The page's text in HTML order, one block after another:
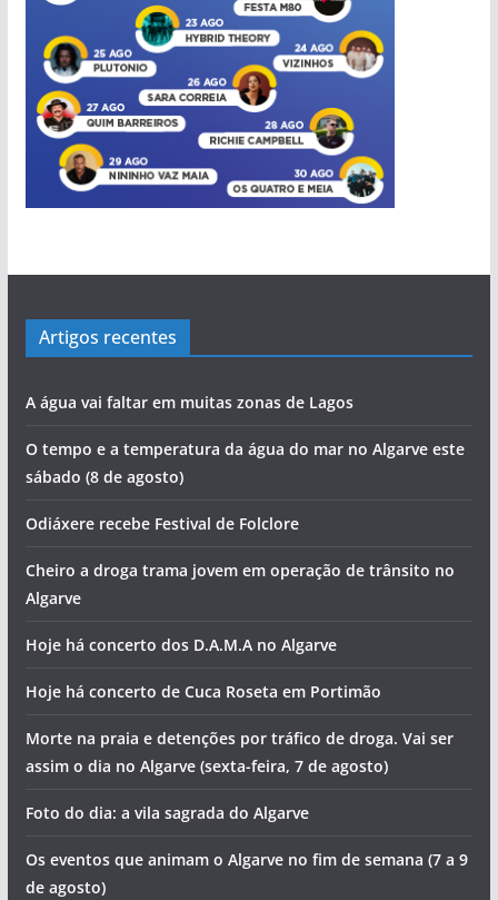
Artigos recentes
A água vai faltar em muitas zonas de Lagos
O tempo e a temperatura da água do mar no Algarve este
sábado (8 de agosto)
Odiáxere recebe Festival de Folclore
Cheiro a droga trama jovem em operação de trânsito no
Algarve
Hoje há concerto dos D.A.M.A no Algarve
Hoje há concerto de Cuca Roseta em Portimão
Morte na praia e detenções por tráfico de droga. Vai ser
assim o dia no Algarve (sexta-feira, 7 de agosto)
Foto do dia: a vila sagrada do Algarve
Os eventos que animam o Algarve no fim de semana (7 a 9
de agosto)